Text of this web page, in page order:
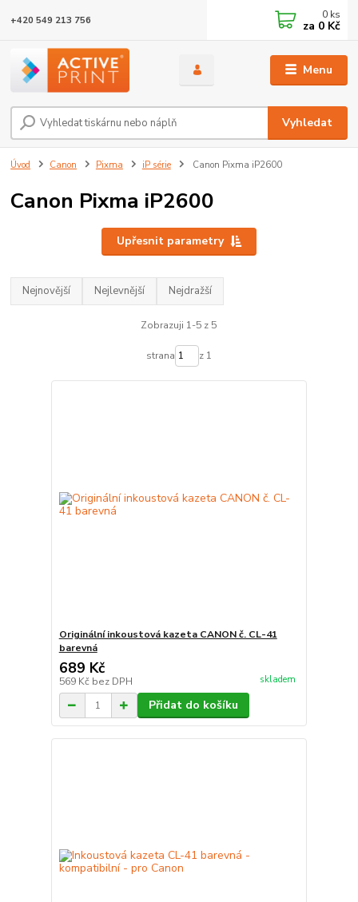
Menu
Vyhledat
+420 549 213 756 0 ks
za 0 Kč
Úvod Canon Pixma iP série Canon Pixma iP2600
Canon Pixma iP2600
Upřesnit parametry
Nejnovější Nejlevnější Nejdražší
Zobrazuji 1-5 z 5
strana z 1
Originální inkoustová kazeta CANON č. CL-41
barevná
689 Kč
569 Kč bez DPH skladem
Přidat do košíku